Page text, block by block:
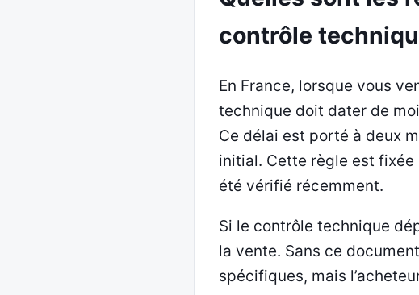
contrôle
En France, lorsque vous
technique doit dater de
Ce délai est porté à deux
initial. Cette règle est fixée
été vérifié récemment.
Si le contrôle technique
la vente. Sans ce
spécifiques, mais